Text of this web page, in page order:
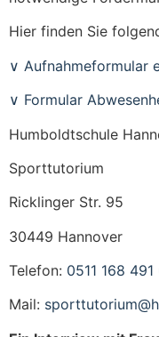
Hier finden Sie
∨ Aufnahmeformular
∨ Formular
Humboldtschule
Sporttutorium
Ricklinger Str. 95
30449 Hannover
Telefon: 0511 168 491
Mail: